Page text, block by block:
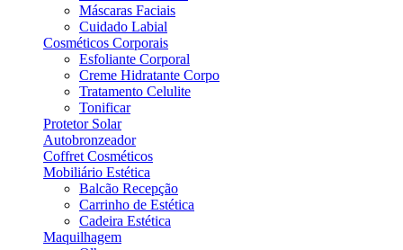
Máscaras Faciais
Cuidado Labial
Cosméticos Corporais
Esfoliante Corporal
Creme Hidratante Corpo
Tratamento Celulite
Tonificar
Protetor Solar
Autobronzeador
Coffret Cosméticos
Mobiliário Estética
Balcão Recepção
Carrinho de Estética
Cadeira Estética
Maquilhagem